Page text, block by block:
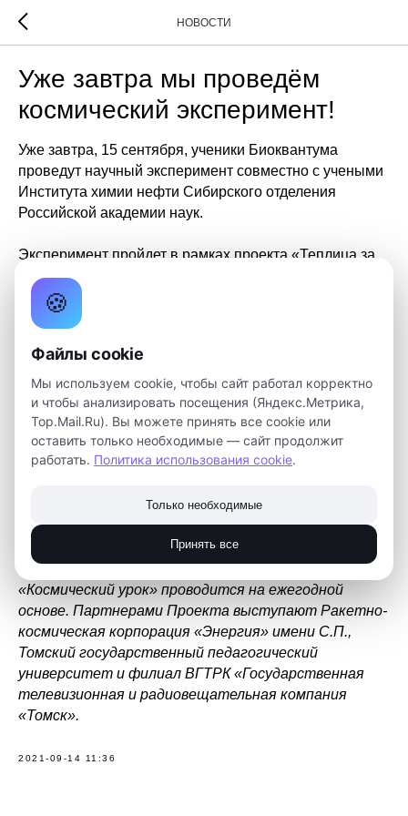
НОВОСТИ
Уже завтра мы проведём
космический эксперимент!
Уже завтра, 15 сентября, ученики Биоквантума
проведут научный эксперимент совместно с учеными
Института химии нефти Сибирского отделения
Российской академии наук.
Эксперимент пройдет в рамках проекта «Теплица за
бортом», специально к очередному «Космическому
уроку». Команда кванторианцев высадит ростки
зелени в два типа грунта: обычный и пропитанный
полимерный материал). В дальнейшем они будут
следить за растениями: темпом их роста, состоянием
почвы и другими показателями.
Цель эксперимента — выяснить, как использование
криогеля может помочь при выращивании растений в
в космической отрасли. А итоги проекта команда
представит на одном из «Космических уроков».
Образовательно-просветительский проект
«Космический урок» проводится на ежегодной
основе. Партнерами Проекта выступают Ракетно-
космическая корпорация «Энергия» имени С.П.,
Томский государственный педагогический
университет и филиал ВГТРК «Государственная
телевизионная и радиовещательная компания
«Томск».
2021-09-14 11:36
🍪
Файлы cookie
Мы используем cookie, чтобы сайт работал корректно
и чтобы анализировать посещения (Яндекс.Метрика,
Top.Mail.Ru). Вы можете принять все cookie или
оставить только необходимые — сайт продолжит
работать. Политика использования cookie.
Только необходимые
Принять все